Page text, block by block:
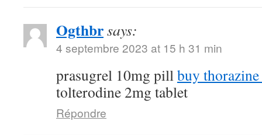
Ogthbrsays:
4 septembre 2023 at 15 h 31 min
prasugrel 10mg pillbuy
tolterodine 2mg tablet
Répondre